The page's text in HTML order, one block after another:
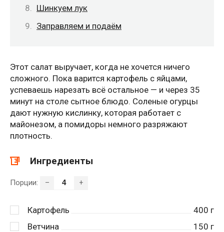
Шинкуем лук
Заправляем и подаём
Этот салат выручает, когда не хочется ничего
сложного. Пока варится картофель с яйцами,
успеваешь нарезать всё остальное — и через 35
минут на столе сытное блюдо. Соленые огурцы
дают нужную кислинку, которая работает с
майонезом, а помидоры немного разряжают
плотность.
Ингредиенты
Порции: – +
Картофель 400 г
Ветчина
150 г